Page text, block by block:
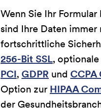
Wenn Sie Ihr
sind Ihre Daten
fortschrittliche
256-Bit SSL,
PCI,GDPR und CCPA
Option zur HIPAA
der